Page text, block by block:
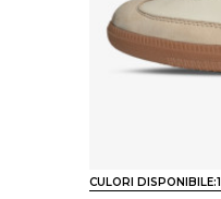
CULORI DISPONIBILE:1